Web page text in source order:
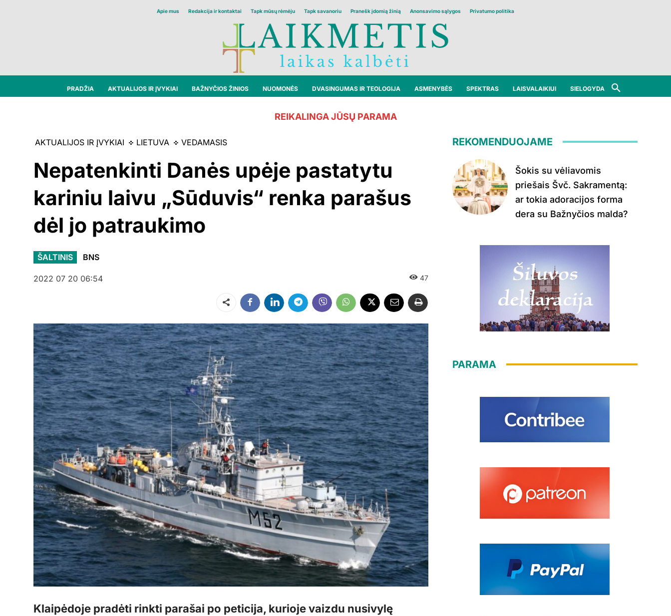
Apie mus Redakcija ir kontaktai Tapk mūsų rėmėju Tapk savanoriu Pranešk įdomią žinią Anonsavimo sąlygos Privatumo politika
PRADŽIA AKTUALIJOS IR ĮVYKIAI BAŽNYČIOS ŽINIOS NUOMONĖS DVASINGUMAS IR TEOLOGIJA ASMENYBĖS SPEKTRAS LAISVALAIKIUI SIELOGYDA
REIKALINGA JŪSŲ PARAMA
AKTUALIJOS IR ĮVYKIAI LIETUVA VEDAMASIS
Nepatenkinti Danės upėje pastatytu
kariniu laivu „Sūduvis“ renka parašus
dėl jo patraukimo
ŠALTINIS BNS
2022 07 20 06:54 47
Dalintis
Klaipėdoje pradėti rinkti parašai po peticija, kurioje vaizdu nusivylę
REKOMENDUOJAME
Šokis su vėliavomis
priešais Švč. Sakramentą:
ar tokia adoracijos forma
dera su Bažnyčios malda?
PARAMA